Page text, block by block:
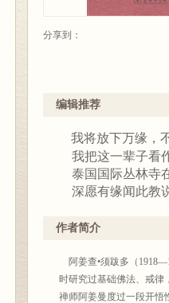
分享到：
编辑推荐
我将放下万缘，
我把这一辈子看
泰国国际丛林寺
深愿有缘闻此教
作者简介
阿姜查•须跋多（
时研究过基础佛法、戒律
禅师阿姜曼度过一段开悟